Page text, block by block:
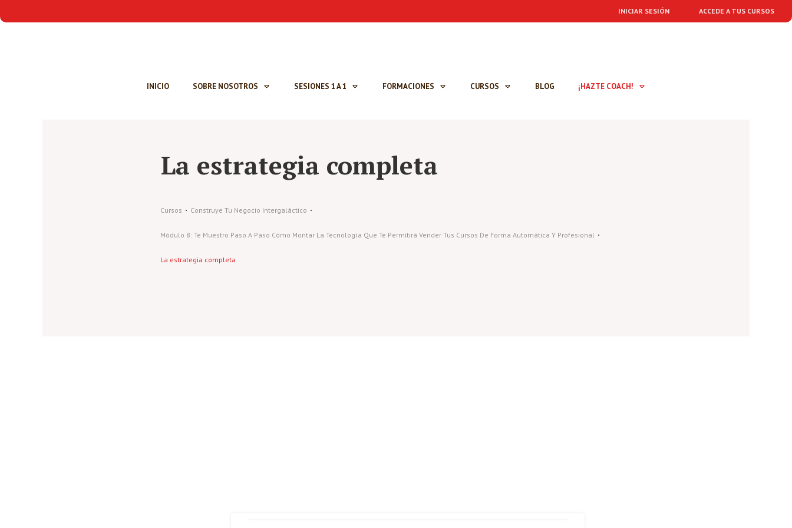
INICIAR SESIÓN ACCEDE A TUS CURSOS
INICIO SOBRE NOSOTROS SESIONES 1 A 1 FORMACIONES CURSOS BLOG ¡HAZTE COACH!
La estrategia completa
Cursos Construye Tu Negocio Intergaláctico
Módulo 8: Te Muestro Paso A Paso Cómo Montar La Tecnología Que Te Permitirá Vender Tus Cursos De Forma Automática Y Profesional
La estrategia completa